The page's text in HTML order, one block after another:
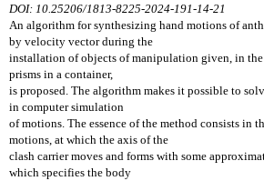
DOI: 10.25206/1813-8225-2024-191-14-21
An algorithm for synthesizing hand motions of
by velocity vector during the
installation of objects of manipulation given, in
prisms in a container,
is proposed. The algorithm makes it possible to
in computer simulation
of motions. The essence of the method consists in
motions, at which the axis of the
clash carrier moves and forms with some
which specifies the body